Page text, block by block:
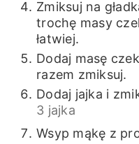
Zmiksuj na
trochę masy
łatwiej.
Dodaj masę
razem zmiksuj.
Dodaj jajka i
3 jajka
Wsyp mąkę z